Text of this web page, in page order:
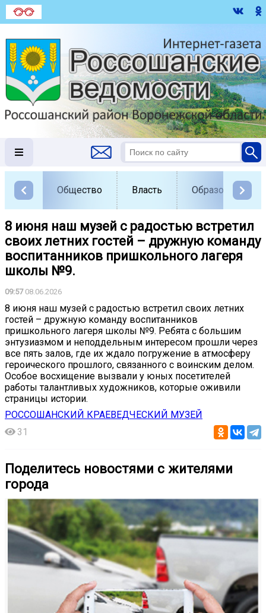
Общество Власть Образование
8 июня наш музей с радостью встретил
своих летних гостей – дружную команду
воспитанников пришкольного лагеря
школы №9.
09:5708.06.2026
8 июня наш музей с радостью встретил своих летних
гостей – дружную команду воспитанников
пришкольного лагеря школы №9. Ребята с большим
энтузиазмом и неподдельным интересом прошли через
все пять залов, где их ждало погружение в атмосферу
героического прошлого, связанного с воинским делом.
Особое восхищение вызвали у юных посетителей
работы талантливых художников, которые оживили
страницы истории.
РОССОШАНСКИЙ КРАЕВЕДЧЕСКИЙ МУЗЕЙ
31
Поделитесь новостями с жителями
города